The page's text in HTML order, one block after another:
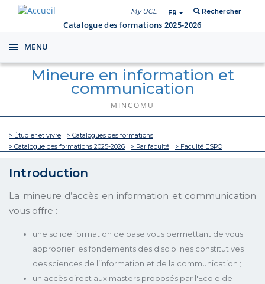
My UCL FR Rechercher
Catalogue des formations 2025-2026
Toggle
navigation
MENU
Mineure en information et
communication
MINCOMU
> Étudier et vivre
> Catalogues des formations
> Catalogue des formations 2025-2026
> Par faculté > Faculté ESPO
Introduction
La mineure d’accès en information et communication
vous offre :
une solide formation de base vous permettant de vous
approprier les fondements des disciplines constitutives
des sciences de l’information et de la communication ;
un accès direct aux masters proposés par l'Ecole de